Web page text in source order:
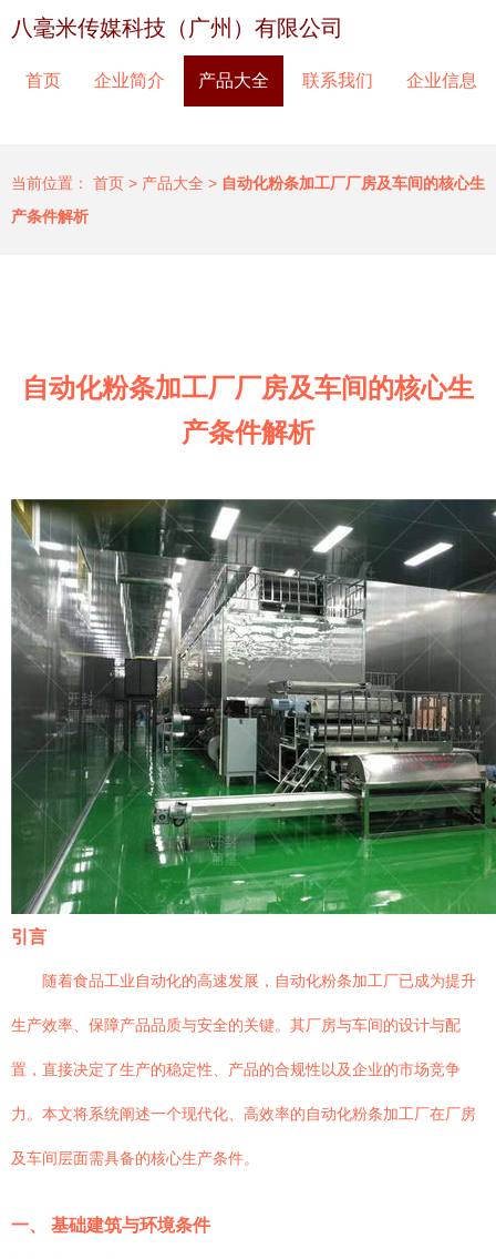
八毫米传媒科技（广州）有限公司
首页 企业简介 产品大全 联系我们 企业信息
当前位置： 首页 > 产品大全 > 自动化粉条加工厂厂房及车间的核心生
产条件解析
自动化粉条加工厂厂房及车间的核心生
产条件解析
引言
随着食品工业自动化的高速发展，自动化粉条加工厂已成为提升
生产效率、保障产品品质与安全的关键。其厂房与车间的设计与配
置，直接决定了生产的稳定性、产品的合规性以及企业的市场竞争
力。本文将系统阐述一个现代化、高效率的自动化粉条加工厂在厂房
及车间层面需具备的核心生产条件。
一、 基础建筑与环境条件